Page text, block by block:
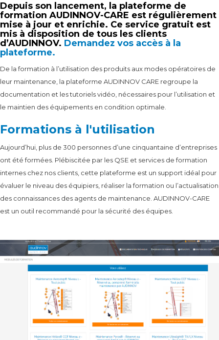
Depuis son lancement, la plateforme de
formation AUDINNOV-CARE est régulièrement
mise à jour et enrichie. Ce service gratuit est
mis à disposition de tous les clients
d’AUDINNOV. Demandez vos accès à la
plateforme.
De la formation à l’utilisation des produits aux modes opératoires de
leur maintenance, la plateforme AUDINNOV CARE regroupe la
documentation et les tutoriels vidéo, nécessaires pour l’utilisation et
le maintien des équipements en condition optimale.
Formations à l'utilisation
Aujourd’hui, plus de 300 personnes d’une cinquantaine d’entreprises
ont été formées. Plébiscitée par les QSE et services de formation
internes chez nos clients, cette plateforme est un support idéal pour
évaluer le niveau des équipiers, réaliser la formation ou l’actualisation
des connaissances des agents de maintenance. AUDINNOV-CARE
est un outil recommandé pour la sécurité des équipes.